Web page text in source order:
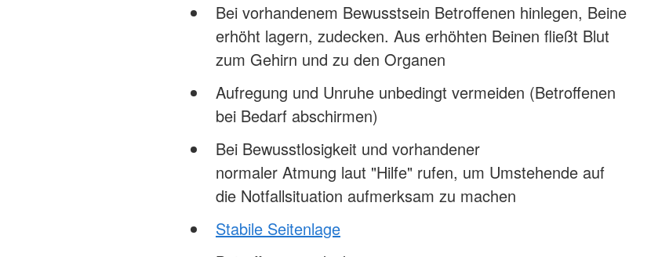
Bei vorhandenem Bewusstsein Betroffenen hinlegen, Beine
erhöht lagern, zudecken. Aus erhöhten Beinen fließt Blut
zum Gehirn und zu den Organen
Aufregung und Unruhe unbedingt vermeiden (Betroffenen
bei Bedarf abschirmen)
Bei Bewusstlosigkeit und vorhandener
normaler Atmung laut "Hilfe" rufen, um Umstehende auf
die Notfallsituation aufmerksam zu machen
Stabile Seitenlage